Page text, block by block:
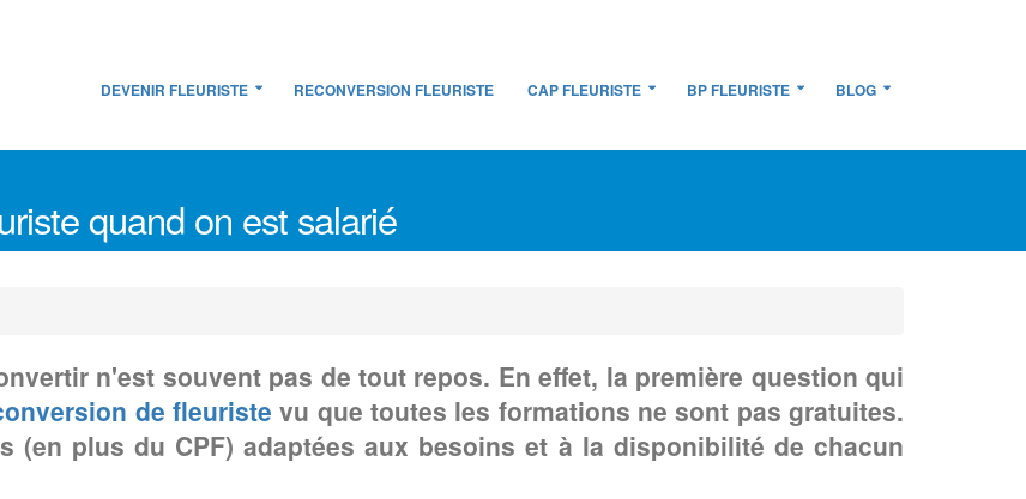
DEVENIR FLEURISTE RECONVERSION FLEURISTE CAP FLEURISTE BP FLEURISTE BLOG
quand on est salarié
n'est souvent pas de tout repos. En effet, la première question qui
de fleuriste vu que toutes les formations ne sont pas gratuites.
(en plus du CPF) adaptées aux besoins et à la disponibilité de chacun